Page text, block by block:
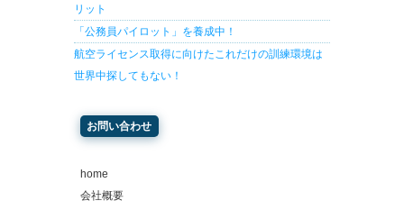
リット
「公務員パイロット」を養成中！
航空ライセンス取得に向けたこれだけの訓練環境は
世界中探してもない！
お問い合わせ
home
会社概要